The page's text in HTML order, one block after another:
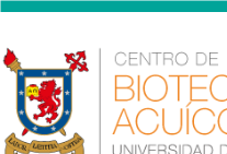
Skip to main content